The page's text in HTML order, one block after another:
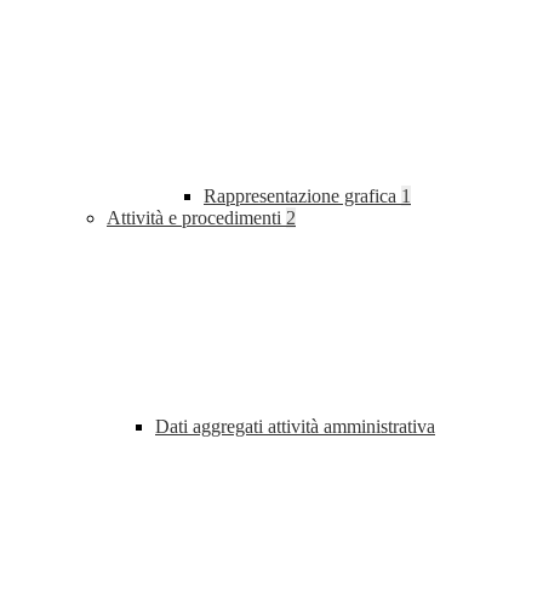
Rappresentazione grafica 1
Attività e procedimenti 2
Dati aggregati attività amministrativa